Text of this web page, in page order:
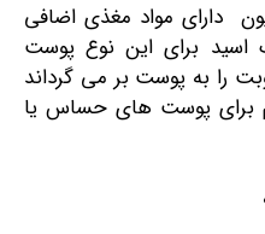
دارای مواد مغذی اضافی
اسید برای این نوع پوست
را به پوست بر می‌ گرداند
برای پوست‌ های حساس یا